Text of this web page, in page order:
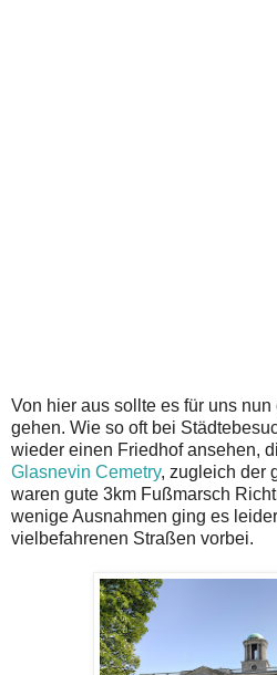
Von hier aus sollte es für uns
gehen. Wie so oft bei
wieder einen Friedhof ansehen,
Glasnevin Cemetry, zugleich der
waren gute 3km Fußmarsch
wenige Ausnahmen ging es
vielbefahrenen Straßen vorbei.